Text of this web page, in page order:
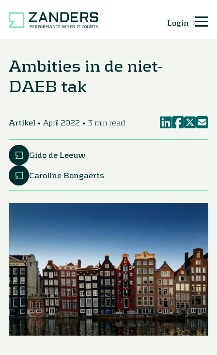
Login
Ambities in de niet-
DAEB tak
Artikel April 2022 3 min read
Gido de Leeuw
Caroline Bongaerts